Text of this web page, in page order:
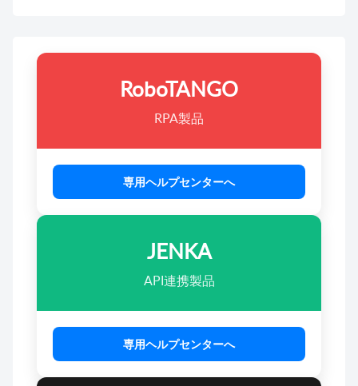
RoboTANGO
RPA製品
専用ヘルプセンターへ
JENKA
API連携製品
専用ヘルプセンターへ